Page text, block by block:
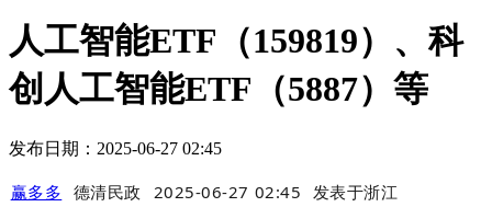
人工智能ETF（159819）、科
创人工智能ETF（5887）等
发布日期：2025-06-27 02:45
赢多多 德清民政 2025-06-27 02:45 发表于浙江